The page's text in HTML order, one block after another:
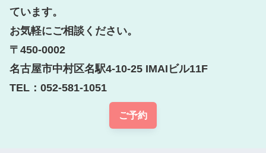
ています。
お気軽にご相談ください。
〒450-0002
名古屋市中村区名駅4-10-25 IMAIビル11F
TEL：052-581-1051
ご予約